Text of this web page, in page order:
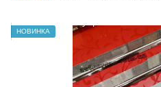
НОВИНКА